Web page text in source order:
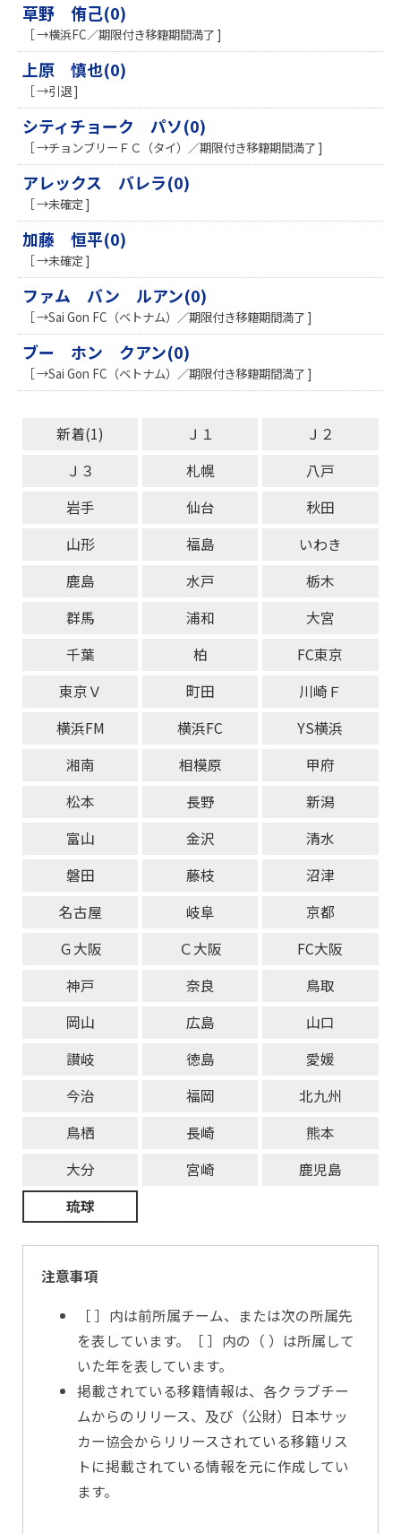
草野 侑己(0)
［ →横浜FC／期限付き移籍期間満了 ]
上原 慎也(0)
［ →引退 ]
シティチョーク パソ(0)
［ →チョンブリーＦＣ（タイ）／期限付き移籍期間満了 ]
アレックス バレラ(0)
［ →未確定 ]
加藤 恒平(0)
［ →未確定 ]
ファム バン ルアン(0)
［ →Sai Gon FC（ベトナム）／期限付き移籍期間満了 ]
ブー ホン クアン(0)
［ →Sai Gon FC（ベトナム）／期限付き移籍期間満了 ]
新着(1) Ｊ１
Ｊ２
Ｊ３
札幌
八戸
岩手
仙台
秋田
山形
福島
いわき
鹿島
水戸
栃木
群馬
浦和
大宮
千葉
柏
FC東京
東京Ｖ
町田
川崎Ｆ
横浜FM
横浜FC
YS横浜
湘南
相模原
甲府
松本
長野
新潟
富山
金沢
清水
磐田
藤枝
沼津
名古屋
岐阜
京都
Ｇ大阪
Ｃ大阪
FC大阪
神戸
奈良
鳥取
岡山
広島
山口
讃岐
徳島
愛媛
今治
福岡
北九州
鳥栖
長崎
熊本
大分
宮崎
鹿児島
琉球
注意事項
［ ］内は前所属チーム、または次の所属先
を表しています。［ ］内の（ ）は所属して
いた年を表しています。
掲載されている移籍情報は、各クラブチー
ムからのリリース、及び（公財）日本サッ
カー協会からリリースされている移籍リス
トに掲載されている情報を元に作成してい
ます。